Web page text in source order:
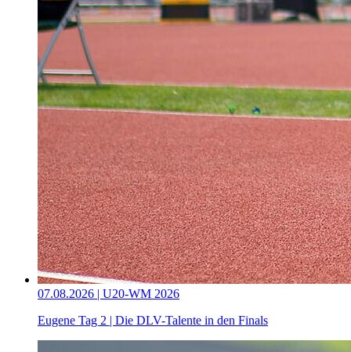
07.08.2026 | U20-WM 2026
Eugene Tag 2 | Die DLV-Talente in den Finals